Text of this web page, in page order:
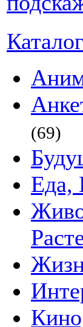
Каталог
(69)
Еда,